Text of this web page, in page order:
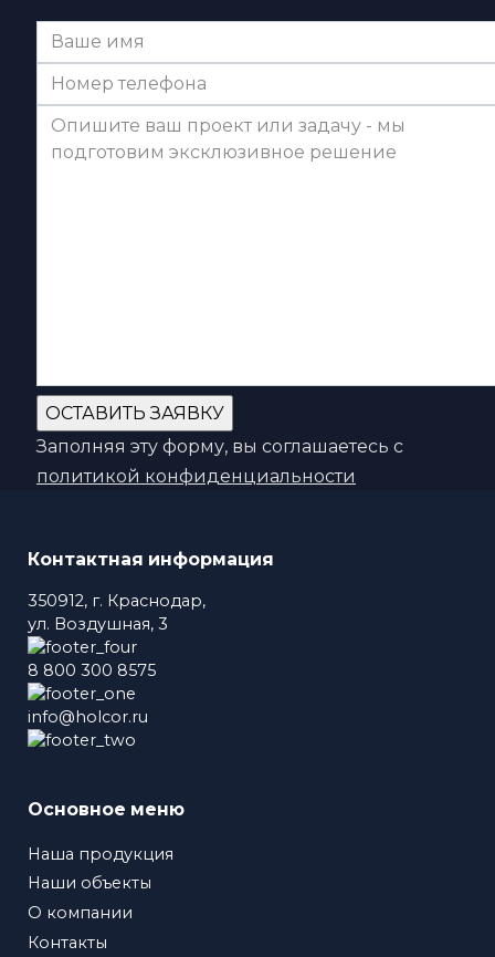
Заполняя эту форму, вы соглашаетесь с
политикой конфиденциальности
Контактная информация
350912, г. Краснодар,
ул. Воздушная, 3
8 800 300 8575
info@holcor.ru
Основное меню
Наша продукция
Наши объекты
О компании
Контакты